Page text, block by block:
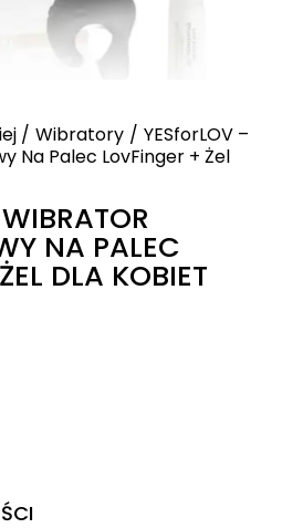
Wibratory
YESforLOV –
Na Palec LovFinger + Żel
NA PALEC
DLA KOBIET